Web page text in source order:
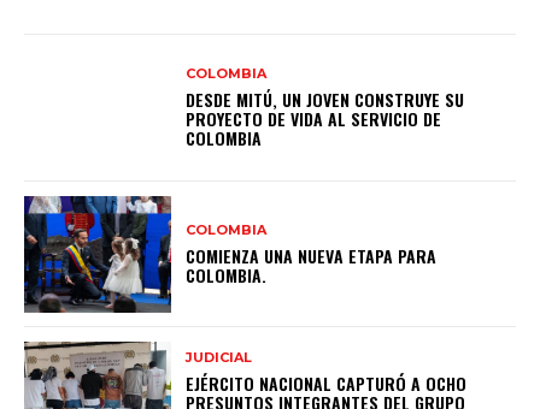
COLOMBIA
DESDE MITÚ, UN JOVEN CONSTRUYE SU
PROYECTO DE VIDA AL SERVICIO DE
COLOMBIA
COLOMBIA
COMIENZA UNA NUEVA ETAPA PARA
COLOMBIA.
JUDICIAL
EJÉRCITO NACIONAL CAPTURÓ A OCHO
PRESUNTOS INTEGRANTES DEL GRUPO